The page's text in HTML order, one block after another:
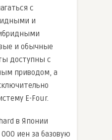
с
и
и обычные
доступны с
приводом, а
E-Four.
в Японии
иен за базовую